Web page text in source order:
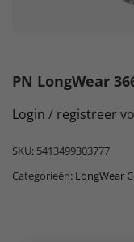
PN LongWear
Login / registreer
SKU: 5413499303777
Categorieën: LongWear